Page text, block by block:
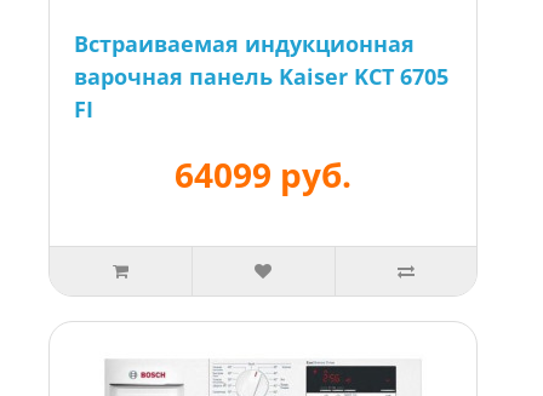
Встраиваемая индукционная
варочная панель Kaiser KCT 6705
FI
64099 руб.